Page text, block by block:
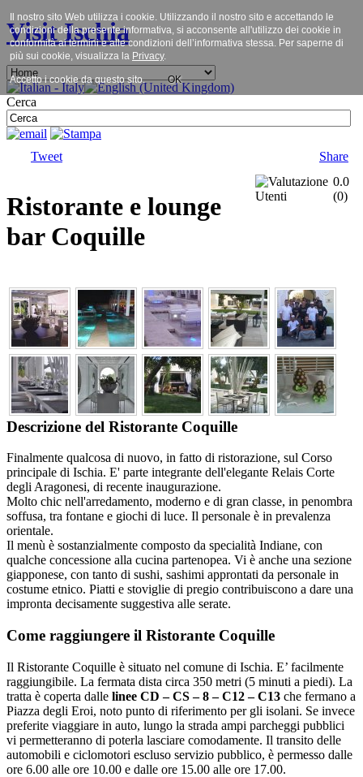
Visit Ischia
Cerca
Tweet Share
Ristorante e lounge
bar Coquille
0.0
(0)
Descrizione del Ristorante Coquille
Finalmente qualcosa di nuovo, in fatto di ristorazione, sul Corso
principale di Ischia. E' parte integrante dell'elegante Relais Corte
degli Aragonesi, di recente inaugurazione.
Molto chic nell'arredamento, moderno e di gran classe, in penombra
soffusa, tra fontane e giochi di luce. Il personale è in prevalenza
orientale.
Il menù è sostanzialmente composto da specialità Indiane, con
qualche concessione alla cucina partenopea. Vi è anche una sezione
giapponese, con tanto di sushi, sashimi approntati da personale in
costume etnico. Piatti e stoviglie di pregio contribuiscono a dare una
impronta decisamente suggestiva alle serate.
Come raggiungere il Ristorante Coquille
Il Ristorante Coquille è situato nel comune di Ischia. E’ facilmente
raggiungibile. La fermata dista circa 350 metri (5 minuti a piedi). La
tratta è coperta dalle linee CD – CS – 8 – C12 – C13 che fermano a
Piazza degli Eroi, noto punto di riferimento per gli isolani. Se invece
preferite viaggiare in auto, lungo la strada ampi parcheggi pubblici
vi permetteranno di poterla lasciare comodamente. Il transito delle
automobili e ciclomotori escluso servizio pubblico, è permesso dalle
ore 6.00 alle ore 10.00 e dalle ore 15.00 alle ore 17.00.
Il nostro sito Web utilizza i cookie. Utilizzando il nostro sito e accettando le
condizioni della presente informativa, si acconsente all'utilizzo dei cookie in
conformità ai termini e alle condizioni dell’informativa stessa. Per saperne di
più sui cookie, visualizza la Privacy.
Accetto i cookie da questo sito. OK